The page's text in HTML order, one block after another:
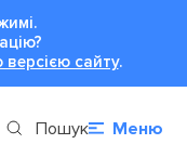
сайту.
Пошук Меню